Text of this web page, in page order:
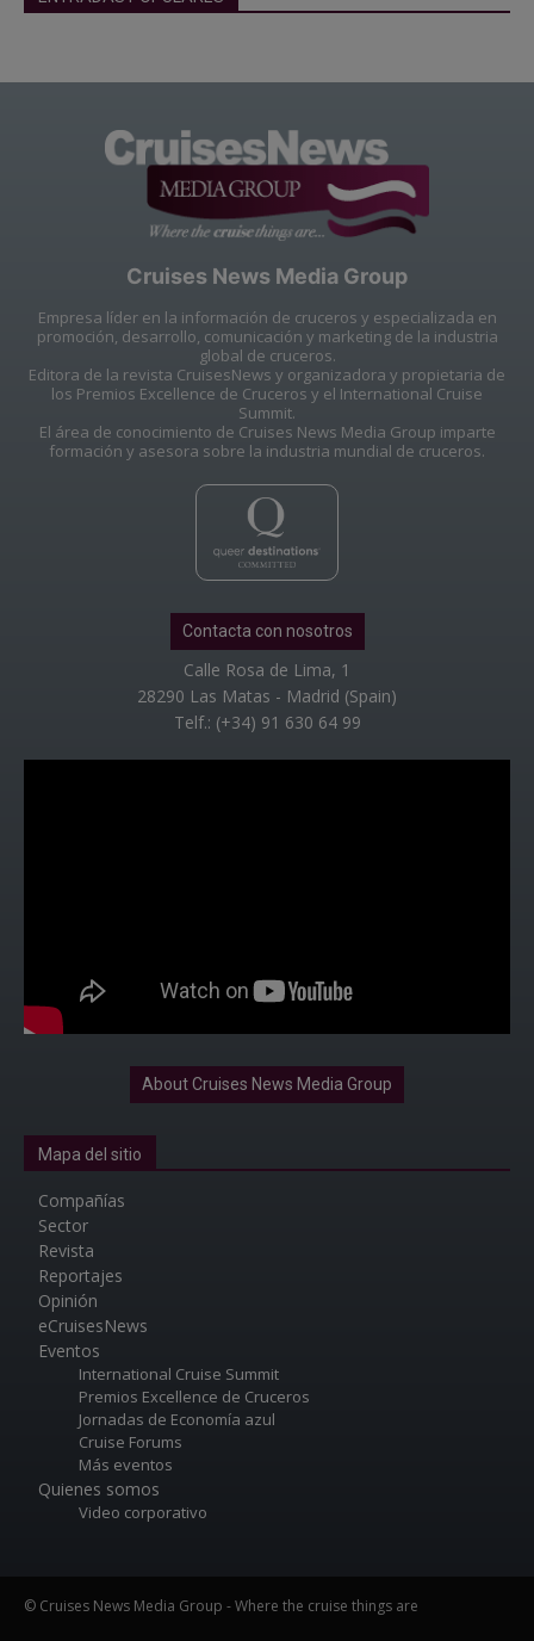
Cruises News Media Group
Empresa líder en la información de cruceros y especializada en
promoción, desarrollo, comunicación y marketing de la industria
global de cruceros.
Editora de la revista CruisesNews y organizadora y propietaria de
los Premios Excellence de Cruceros y el International Cruise
Summit.
El área de conocimiento de Cruises News Media Group imparte
formación y asesora sobre la industria mundial de cruceros.
Contacta con nosotros
Calle Rosa de Lima, 1
28290 Las Matas - Madrid (Spain)
Telf.: (+34) 91 630 64 99
About Cruises News Media Group
Mapa del sitio
Compañías
Sector
Revista
Reportajes
Opinión
eCruisesNews
Eventos
International Cruise Summit
Premios Excellence de Cruceros
Jornadas de Economía azul
Cruise Forums
Más eventos
Quienes somos
Video corporativo
© Cruises News Media Group - Where the cruise things are